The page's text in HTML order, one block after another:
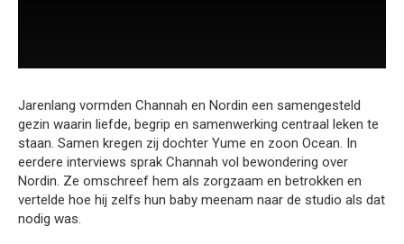
Jarenlang vormden Channah en Nordin een samengesteld
gezin waarin liefde, begrip en samenwerking centraal leken te
staan. Samen kregen zij dochter Yume en zoon Ocean. In
eerdere interviews sprak Channah vol bewondering over
Nordin. Ze omschreef hem als zorgzaam en betrokken en
vertelde hoe hij zelfs hun baby meenam naar de studio als dat
nodig was.